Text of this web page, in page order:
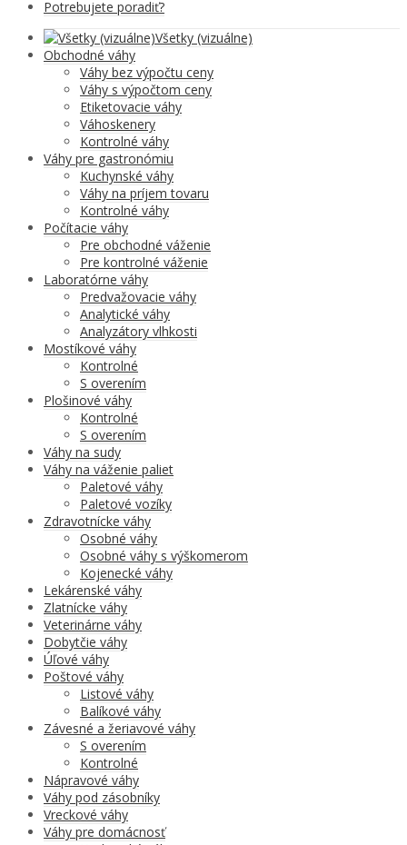
Potrebujete poradiť?
Všetky (vizuálne)
Obchodné váhy
Váhy bez výpočtu ceny
Váhy s výpočtom ceny
Etiketovacie váhy
Váhoskenery
Kontrolné váhy
Váhy pre gastronómiu
Kuchynské váhy
Váhy na príjem tovaru
Kontrolné váhy
Počítacie váhy
Pre obchodné váženie
Pre kontrolné váženie
Laboratórne váhy
Predvažovacie váhy
Analytické váhy
Analyzátory vlhkosti
Mostíkové váhy
Kontrolné
S overením
Plošinové váhy
Kontrolné
S overením
Váhy na sudy
Váhy na váženie paliet
Paletové váhy
Paletové vozíky
Zdravotnícke váhy
Osobné váhy
Osobné váhy s výškomerom
Kojenecké váhy
Lekárenské váhy
Zlatnícke váhy
Veterinárne váhy
Dobytčie váhy
Úľové váhy
Poštové váhy
Listové váhy
Balíkové váhy
Závesné a žeriavové váhy
S overením
Kontrolné
Nápravové váhy
Váhy pod zásobníky
Vreckové váhy
Váhy pre domácnosť